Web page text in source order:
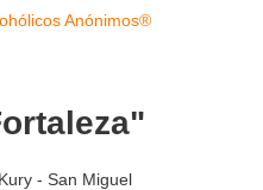
- San Miguel